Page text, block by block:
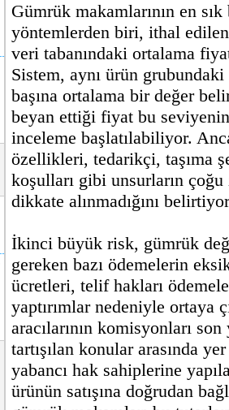
Gümrük makamlarının en
yöntemlerden biri, ithal
veri tabanındaki ortalama
Sistem, aynı ürün
başına ortalama bir değer
beyan ettiği fiyat bu seviyenin
inceleme başlatılabiliyor.
özellikleri, tedarikçi, taşıma
koşulları gibi unsurların
dikkate alınmadığını
İkinci büyük risk, gümrük
gereken bazı ödemelerin
ücretleri, telif hakları
yaptırımlar nedeniyle ortaya
aracılarının komisyonları
tartışılan konular arasında
yabancı hak sahiplerine
ürünün satışına doğrudan